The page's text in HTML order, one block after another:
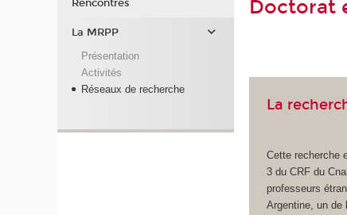
Doctorat
La
Cette recherche
3 du CRF du
professeurs
Argentine, un de
Rencontres
La MRPP
Présentation
Activités
Réseaux de recherche